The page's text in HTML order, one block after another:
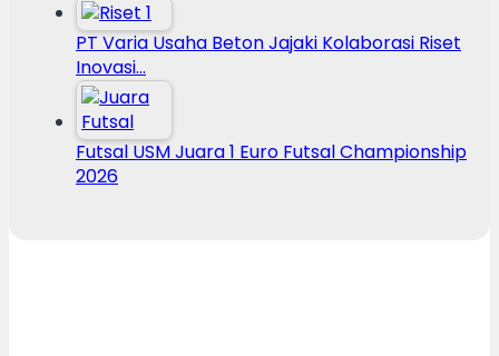
PT Varia Usaha Beton Jajaki Kolaborasi Riset
Inovasi…
Futsal USM Juara 1 Euro Futsal Championship
2026